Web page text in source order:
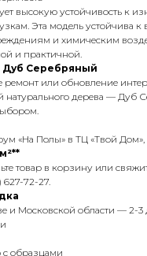
высокую устойчивость к
Эта модель устойчива к
и химическим
и практичной.
Дуб Серебряный
ремонт или обновление
натурального дерева — Дуб
«На Полы» в ТЦ «Твой
товар в корзину или
627-72-27.
и Московской области — 2-3
с образцами